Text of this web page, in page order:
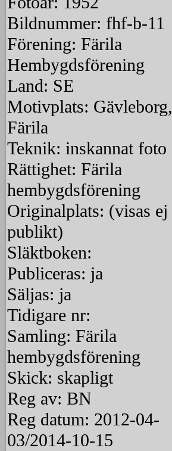
Bildnummer: fhf-b-11
Förening: Färila
Hembygdsförening
Land: SE
Motivplats: Gävleborg,
Färila
Teknik: inskannat foto
Rättighet: Färila
hembygdsförening
Originalplats: (visas ej
publikt)
Släktboken:
Publiceras: ja
Säljas: ja
Tidigare nr:
Samling: Färila
hembygdsförening
Skick: skapligt
Reg av: BN
Reg datum: 2012-04-
03/2014-10-15